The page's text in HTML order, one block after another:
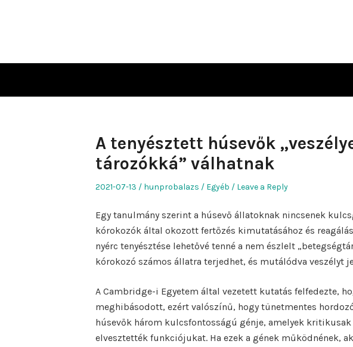
A tenyésztett húsevők
tározókká” válhatnak
Posted
2021-07-13 Author
hunprobalazs
Posted
Egyéb Leave a Reply
Egy tanulmány szerint a húsevő állatoknak nincsenek
kórokozók által okozott fertőzés kimutatásához és
nyérc tenyésztése lehetővé tenné a nem észlelt
kórokozó számos állatra terjedhet, és mutálódva veszélyt
A Cambridge-i Egyetem által vezetett kutatás felfedezte,
meghibásodott, ezért valószínű, hogy tünetmentes
húsevők három kulcsfontosságú génje, amelyek
elvesztették funkciójukat. Ha ezek a gének működnének,